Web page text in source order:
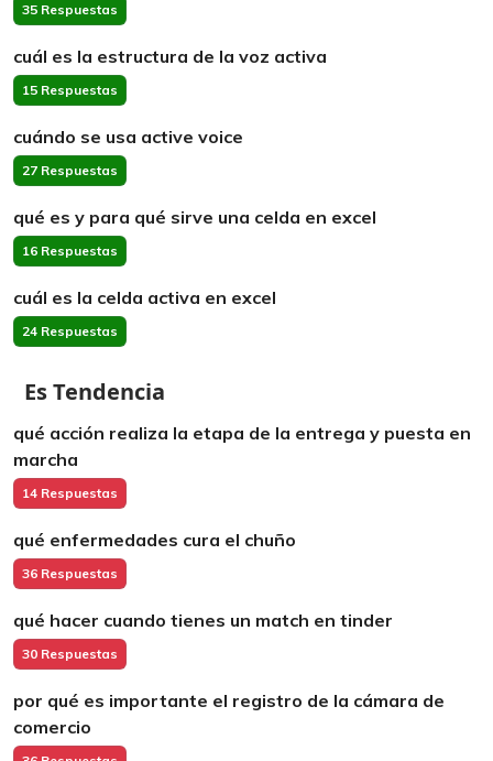
35 Respuestas
cuál es la estructura de la voz activa
15 Respuestas
cuándo se usa active voice
27 Respuestas
qué es y para qué sirve una celda en excel
16 Respuestas
cuál es la celda activa en excel
24 Respuestas
Es Tendencia
qué acción realiza la etapa de la entrega y puesta en
marcha
14 Respuestas
qué enfermedades cura el chuño
36 Respuestas
qué hacer cuando tienes un match en tinder
30 Respuestas
por qué es importante el registro de la cámara de
comercio